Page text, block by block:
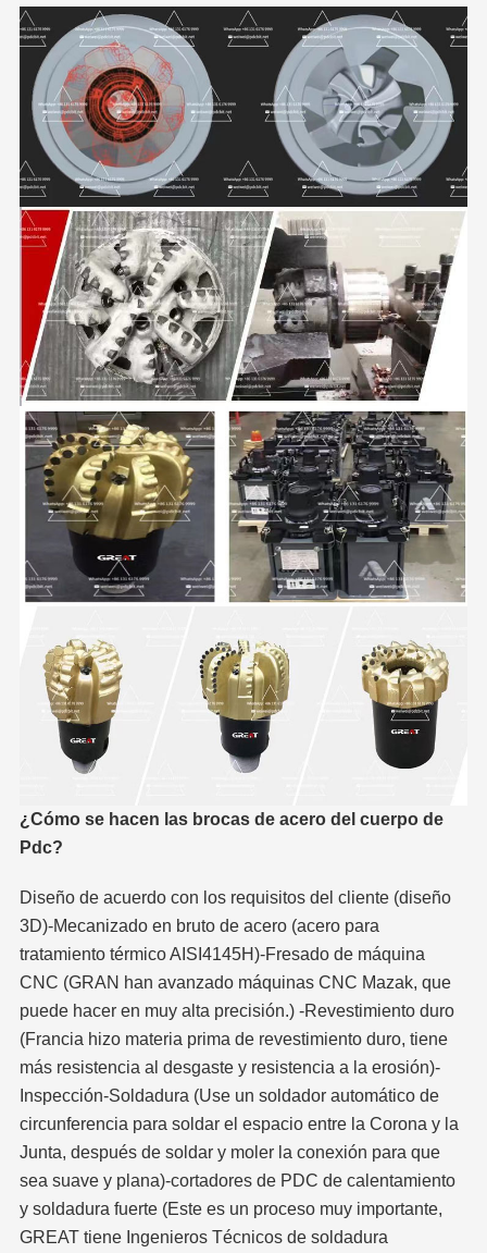
¿Cómo se hacen las brocas de acero del cuerpo de
Pdc?
Diseño de acuerdo con los requisitos del cliente (diseño
3D)-Mecanizado en bruto de acero (acero para
tratamiento térmico AISI4145H)-Fresado de máquina
CNC (GRAN han avanzado máquinas CNC Mazak, que
puede hacer en muy alta precisión.) -Revestimiento duro
(Francia hizo materia prima de revestimiento duro, tiene
más resistencia al desgaste y resistencia a la erosión)-
Inspección-Soldadura (Use un soldador automático de
circunferencia para soldar el espacio entre la Corona y la
Junta, después de soldar y moler la conexión para que
sea suave y plana)-cortadores de PDC de calentamiento
y soldadura fuerte (Este es un proceso muy importante,
GREAT tiene Ingenieros Técnicos de soldadura